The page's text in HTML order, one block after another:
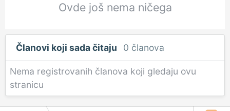
Ovde još nema ničega
Članovi koji sada čitaju 0 članova
Nema registrovanih članova koji gledaju ovu
stranicu